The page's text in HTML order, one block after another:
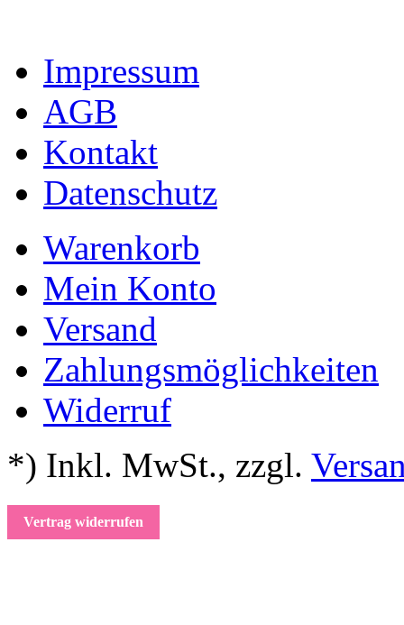
Impressum
AGB
Kontakt
Datenschutz
Warenkorb
Mein Konto
Versand
Zahlungsmöglichkeiten
Widerruf
*) Inkl. MwSt., zzgl.
Vertrag widerrufen